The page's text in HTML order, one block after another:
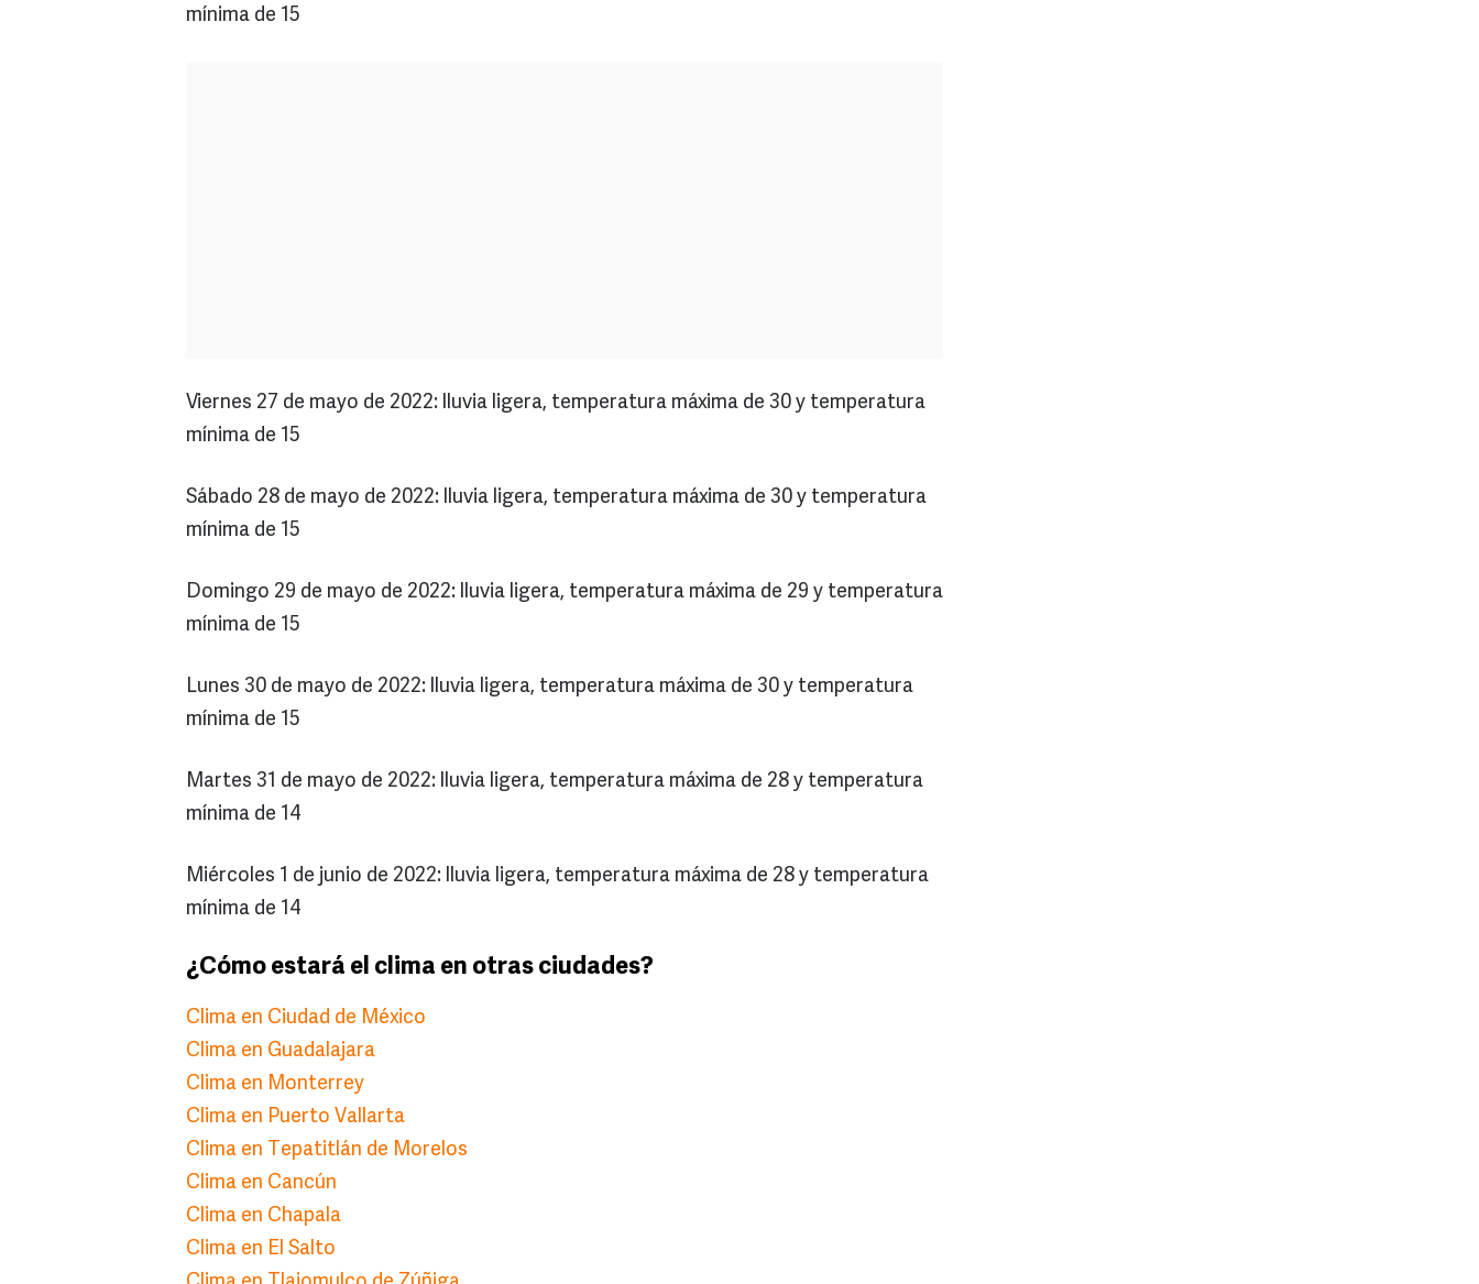
mínima de 15
Viernes 27 de mayo de 2022: lluvia ligera, temperatura máxima de 30 y temperatura
mínima de 15
Sábado 28 de mayo de 2022: lluvia ligera, temperatura máxima de 30 y temperatura
mínima de 15
Domingo 29 de mayo de 2022: lluvia ligera, temperatura máxima de 29 y temperatura
mínima de 15
Lunes 30 de mayo de 2022: lluvia ligera, temperatura máxima de 30 y temperatura
mínima de 15
Martes 31 de mayo de 2022: lluvia ligera, temperatura máxima de 28 y temperatura
mínima de 14
Miércoles 1 de junio de 2022: lluvia ligera, temperatura máxima de 28 y temperatura
mínima de 14
¿Cómo estará el clima en otras ciudades?
Clima en Ciudad de México
Clima en Guadalajara
Clima en Monterrey
Clima en Puerto Vallarta
Clima en Tepatitlán de Morelos
Clima en Cancún
Clima en Chapala
Clima en El Salto